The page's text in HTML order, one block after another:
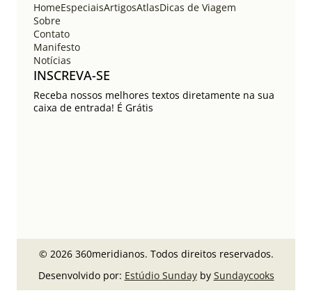
HomeEspeciaisArtigosAtlasDicas de Viagem
Sobre
Contato
Manifesto
Notícias
INSCREVA-SE
Receba nossos melhores textos diretamente na sua
caixa de entrada! É Grátis
© 2026 360meridianos. Todos direitos reservados.
Desenvolvido por: Estúdio Sundayby Sundaycooks